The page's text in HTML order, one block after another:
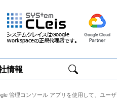
Google
情報
管理コンソール アプリを使用して、ユーザ